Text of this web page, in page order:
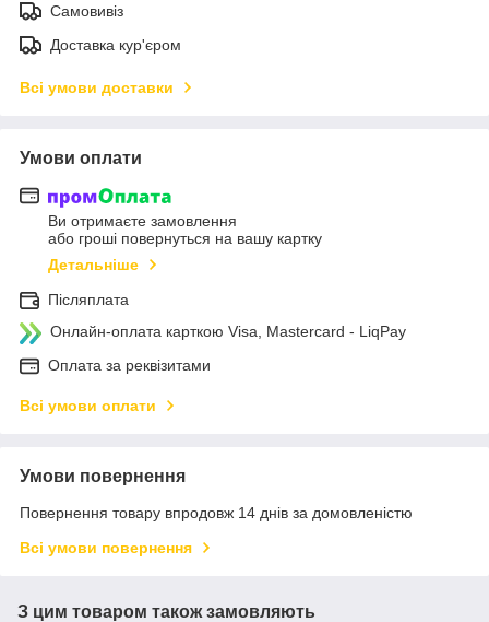
Самовивіз
Доставка кур'єром
Всі умови доставки
Умови оплати
Ви отримаєте замовлення
або гроші повернуться на вашу картку
Детальніше
Післяплата
Онлайн-оплата карткою Visa, Mastercard - LiqPay
Оплата за реквізитами
Всі умови оплати
Умови повернення
Повернення товару впродовж 14 днів за домовленістю
Всі умови повернення
З цим товаром також замовляють